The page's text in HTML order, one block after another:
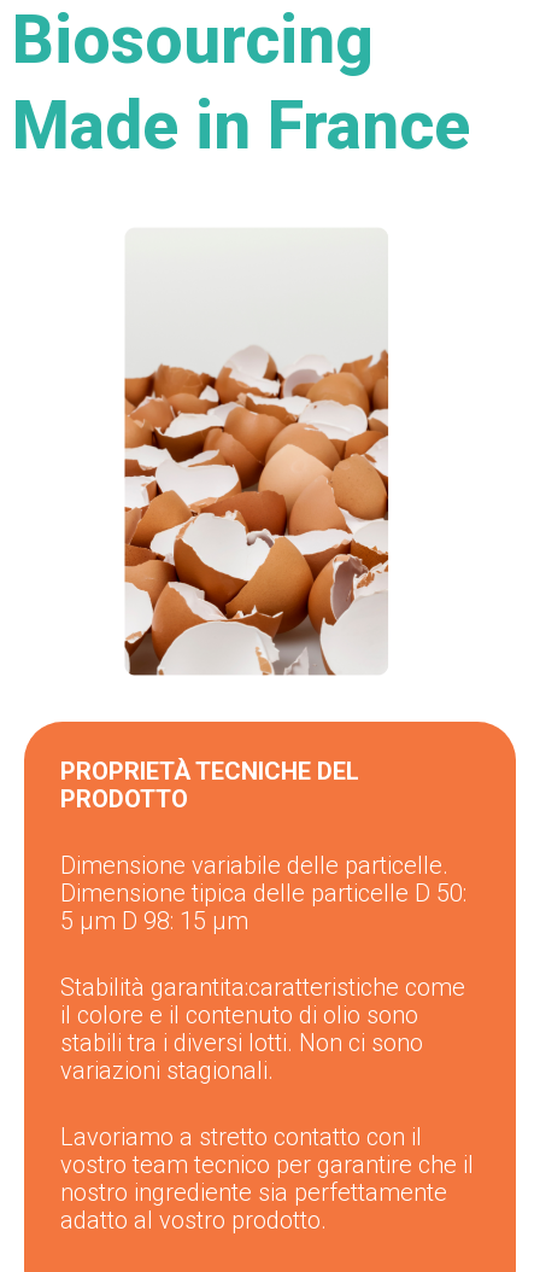
Biosourcing
Made in France
PROPRIETÀ TECNICHE DEL
PRODOTTO
Dimensione variabile delle particelle.
Dimensione tipica delle particelle D 50:
5 μm D 98: 15 μm
Stabilità garantita:caratteristiche come
il colore e il contenuto di olio sono
stabili tra i diversi lotti. Non ci sono
variazioni stagionali.
Lavoriamo a stretto contatto con il
vostro team tecnico per garantire che il
nostro ingrediente sia perfettamente
adatto al vostro prodotto.